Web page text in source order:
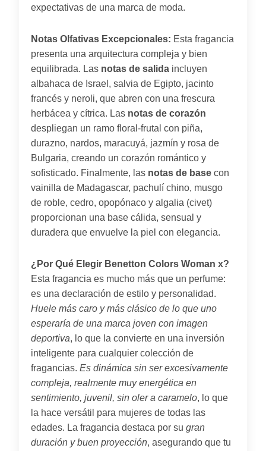
expectativas de una marca de moda.
Notas Olfativas Excepcionales: Esta fragancia
presenta una arquitectura compleja y bien
equilibrada. Las notas de salida incluyen
albahaca de Israel, salvia de Egipto, jacinto
francés y neroli, que abren con una frescura
herbácea y cítrica. Las notas de corazón
despliegan un ramo floral-frutal con piña,
durazno, nardos, maracuyá, jazmín y rosa de
Bulgaria, creando un corazón romántico y
sofisticado. Finalmente, las notas de base con
vainilla de Madagascar, pachulí chino, musgo
de roble, cedro, opopónaco y algalia (civet)
proporcionan una base cálida, sensual y
duradera que envuelve la piel con elegancia.
¿Por Qué Elegir Benetton Colors Woman x?
Esta fragancia es mucho más que un perfume:
es una declaración de estilo y personalidad.
Huele más caro y más clásico de lo que uno
esperaría de una marca joven con imagen
deportiva, lo que la convierte en una inversión
inteligente para cualquier colección de
fragancias. Es dinámica sin ser excesivamente
compleja, realmente muy energética en
sentimiento, juvenil, sin oler a caramelo, lo que
la hace versátil para mujeres de todas las
edades. La fragancia destaca por su gran
duración y buen proyección, asegurando que tu